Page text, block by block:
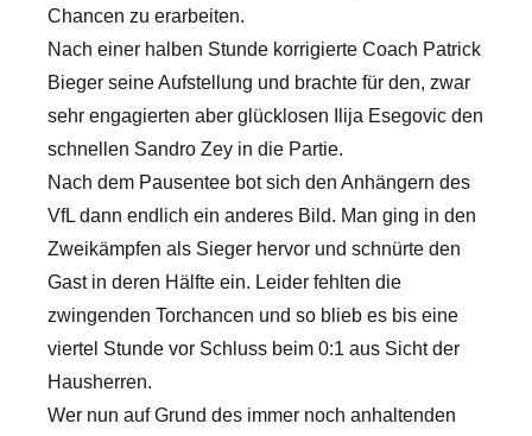
Chancen zu erarbeiten.
Nach einer halben Stunde korrigierte Coach Patrick
Bieger seine Aufstellung und brachte für den, zwar
sehr engagierten aber glücklosen Ilija Esegovic den
schnellen Sandro Zey in die Partie.
Nach dem Pausentee bot sich den Anhängern des
VfL dann endlich ein anderes Bild. Man ging in den
Zweikämpfen als Sieger hervor und schnürte den
Gast in deren Hälfte ein. Leider fehlten die
zwingenden Torchancen und so blieb es bis eine
viertel Stunde vor Schluss beim 0:1 aus Sicht der
Hausherren.
Wer nun auf Grund des immer noch anhaltenden